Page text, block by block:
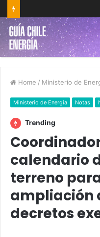
Home / Ministerio de
Ministerio de Energía Notas
Trending
calendario
terreno
ampliación
decretos